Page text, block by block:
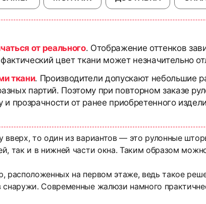
от реального. Отображение оттенков
цвет ткани может незначительно
ткани. Производители допускают небольшие
партий. Поэтому при повторном заказе
и прозрачности от ранее приобретенного
вверх, то один из вариантов — это рулонные
так и в нижней части окна. Таким образом
расположенных на первом этаже, ведь такое
снаружи. Современные жалюзи намного